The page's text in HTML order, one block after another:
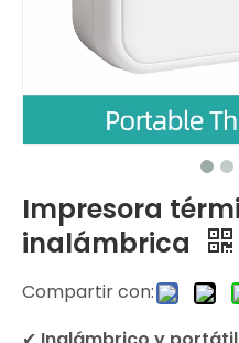
Impresora
inalámbrica
Compartir con: